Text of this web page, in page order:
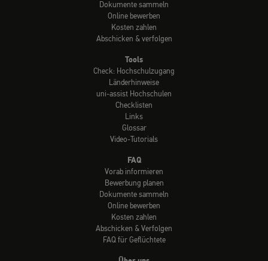
Dokumente sammeln
Online bewerben
Kosten zahlen
Abschicken & verfolgen
Tools
Check: Hochschulzugang
Länderhinweise
uni-assist Hochschulen
Checklisten
Links
Glossar
Video-Tutorials
FAQ
Vorab informieren
Bewerbung planen
Dokumente sammeln
Online bewerben
Kosten zahlen
Abschicken & Verfolgen
FAQ für Geflüchtete